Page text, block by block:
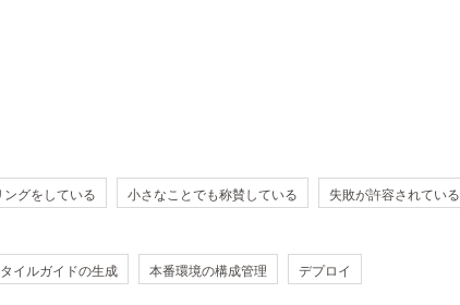
ングをしている 小さなことでも称賛している 失敗が許容されている
イルガイドの生成 本番環境の構成管理 デプロイ